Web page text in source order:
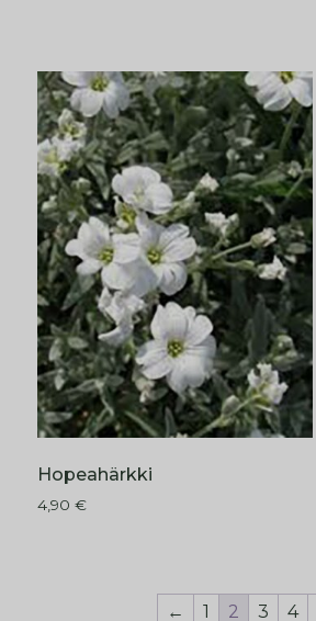
Hopeahärkki
4,90 €
← 1 2 3 4